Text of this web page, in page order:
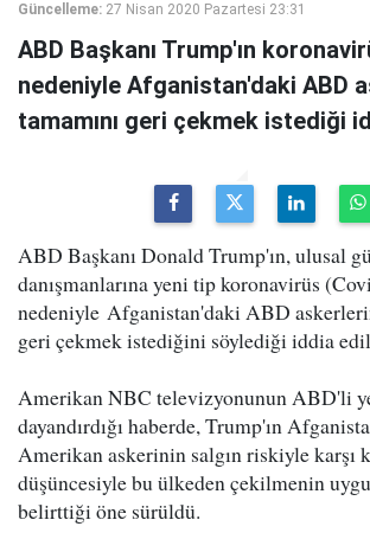
Güncelleme: 27 Nisan 2020 Pazartesi 23:31
ABD Başkanı Trump'ın
nedeniyle Afganistan'daki ABD
tamamını geri çekmek istediği
ABD Başkanı Donald Trump'ın, ulusal
danışmanlarına yeni tip koronavirüs
nedeniyle Afganistan'daki ABD
geri çekmek istediğini söylediği iddia
Amerikan NBC televizyonunun ABD'li
dayandırdığı haberde, Trump'ın
Amerikan askerinin salgın riskiyle karşı
düşüncesiyle bu ülkeden çekilmenin
belirttiği öne sürüldü.